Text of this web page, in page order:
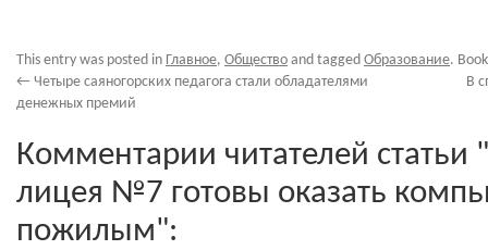
This entry was posted in Главное, Общество and tagged Образование.
← Четыре саяногорских педагога стали обладателями
денежных премий
В
Комментарии читателей статьи
лицея №7 готовы оказать
пожилым":